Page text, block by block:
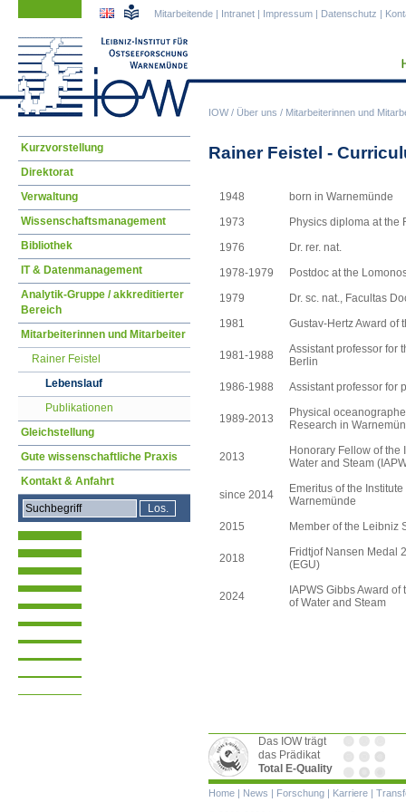
IOW/ Über uns / Mitarbeiterinnen und
Mitarbeitende | Intranet | Impressum | Datenschutz |
Rainer Feistel -
1948
born in Warnemünde
1973
Physics diploma at the
1976
Dr. rer. nat.
1978-1979
Postdoc at the
1979
Dr. sc. nat., Facultas
1981
Gustav-Hertz Award of
1981-1988
Assistant professor for
Berlin
1986-1988
Assistant professor for
1989-2013
Physical
Research in
2013
Honorary Fellow of the
Water and Steam
since 2014
Emeritus of the
Warnemünde
2015
Member of the Leibniz
2018
Fridtjof Nansen Medal
(EGU)
2024
IAPWS Gibbs Award
of Water and Steam
Navigation
Kurzvorstellung
Direktorat
Verwaltung
Wissenschaftsmanagement
Bibliothek
IT & Datenmanagement
Analytik-Gruppe / akkreditierter
Bereich
Mitarbeiterinnen und Mitarbeiter
Rainer Feistel
Lebenslauf
Publikationen
Gleichstellung
Gute wissenschaftliche Praxis
Kontakt & Anfahrt
Das IOW trägt
das Prädikat
Total E-Quality
Navigation
überspringen
Home | News | Forschung | Karriere |